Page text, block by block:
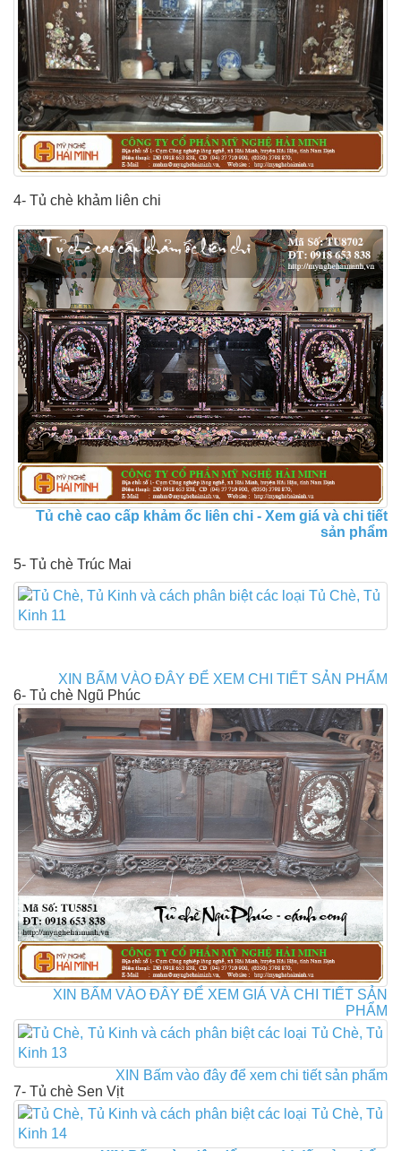
4- Tủ chè khảm liên chi
Tủ chè cao cấp khảm ốc liên chi - Xem giá và chi tiết
sản phẩm
5- Tủ chè Trúc Mai
XIN BẤM VÀO ĐÂY ĐỂ XEM CHI TIẾT SẢN PHẨM
6- Tủ chè Ngũ Phúc
XIN BẤM VÀO ĐÂY ĐỂ XEM GIÁ VÀ CHI TIẾT SẢN
PHẨM
XIN Bấm vào đây để xem chi tiết sản phẩm
7- Tủ chè Sen Vịt